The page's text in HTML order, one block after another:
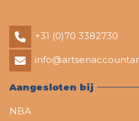
+31 (0)70 3382730
Aangesloten bij
NBA